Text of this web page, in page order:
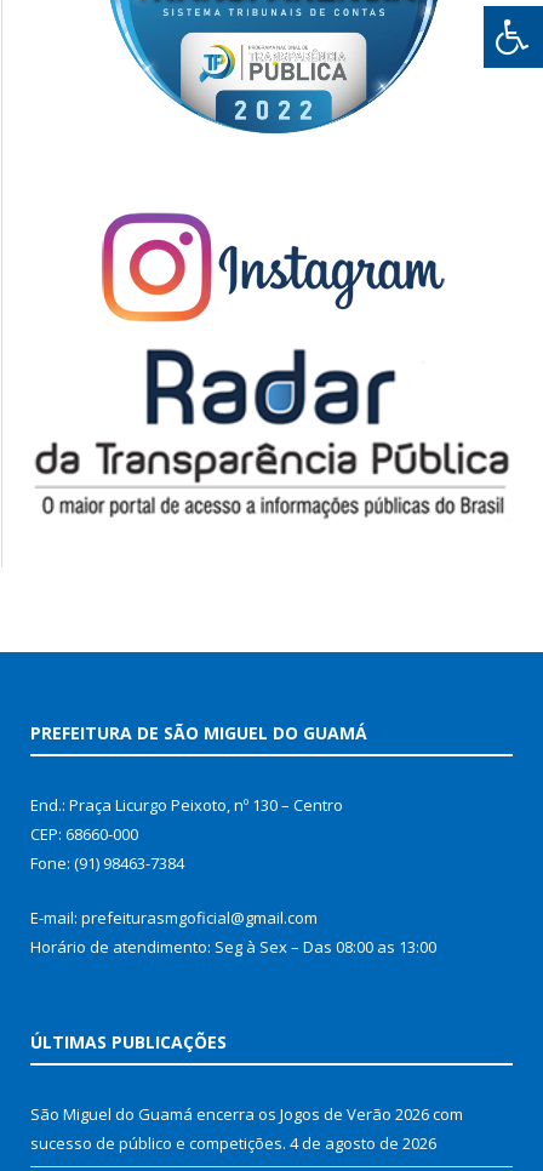
PREFEITURA DE SÃO MIGUEL DO GUAMÁ
End.: Praça Licurgo Peixoto, nº 130 – Centro
CEP: 68660-000
Fone: (91) 98463-7384
E-mail: prefeiturasmgoficial@gmail.com
Horário de atendimento: Seg à Sex – Das 08:00 as 13:00
ÚLTIMAS PUBLICAÇÕES
São Miguel do Guamá encerra os Jogos de Verão 2026 com
sucesso de público e competições. 4 de agosto de 2026